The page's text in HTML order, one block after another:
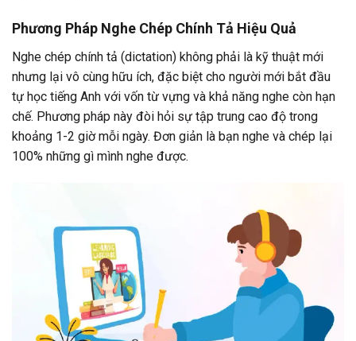
Phương Pháp Nghe Chép Chính Tả Hiệu Quả
Nghe chép chính tả (dictation) không phải là kỹ thuật mới
nhưng lại vô cùng hữu ích, đặc biệt cho người mới bắt đầu
tự học tiếng Anh với vốn từ vựng và khả năng nghe còn hạn
chế. Phương pháp này đòi hỏi sự tập trung cao độ trong
khoảng 1-2 giờ mỗi ngày. Đơn giản là bạn nghe và chép lại
100% những gì mình nghe được.